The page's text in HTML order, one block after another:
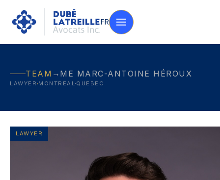
FR
TEAM → ME MARC-ANTOINE HÉROUX
LAWYER MONTREAL QUEBEC
LAWYER